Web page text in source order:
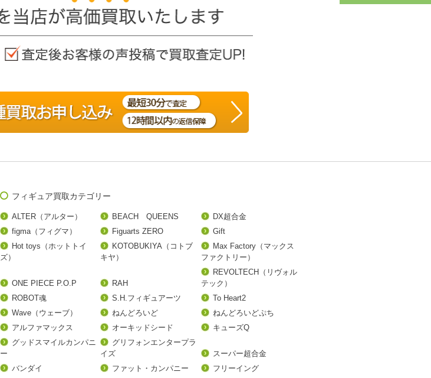
フィギュア買取カテゴリー
ALTER（アルター） BEACH QUEENS
DX超合金
figma（フィグマ）
Figuarts ZERO
Gift
Hot toys（ホットトイ
ズ）
KOTOBUKIYA（コトブ
キヤ）
Max Factory（マックス
ファクトリー）
ONE PIECE P.O.P RAH
REVOLTECH（リヴォル
テック）
ROBOT魂
S.H.フィギュアーツ
To Heart2
Wave（ウェーブ）
ねんどろいど
ねんどろいどぷち
アルファマックス
オーキッドシード
キューズQ
グッドスマイルカンパニ
ー
グリフォンエンタープラ
イズ
スーパー超合金
バンダイ
ファット・カンパニー
フリーイング